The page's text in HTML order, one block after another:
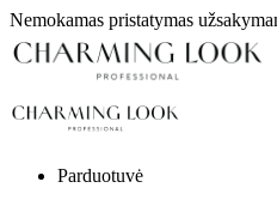
Nemokamas pristatymas
Parduotuvė